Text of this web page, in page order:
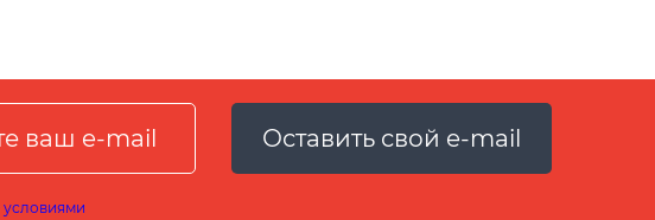
Оставить свой e-mail
условиями